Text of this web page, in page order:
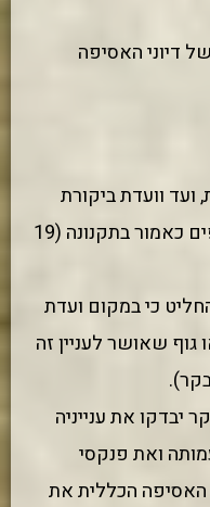
דיוני האסיפה
וועדת ביקורת
ויכול שיהיו לה מוסדות נוספים כאמור בתקנונה (19
כי במקום ועדת
גוף שאושר לעניין זה
יבדקו את ענייניה
ואת פנקסי
האסיפה הכללית את